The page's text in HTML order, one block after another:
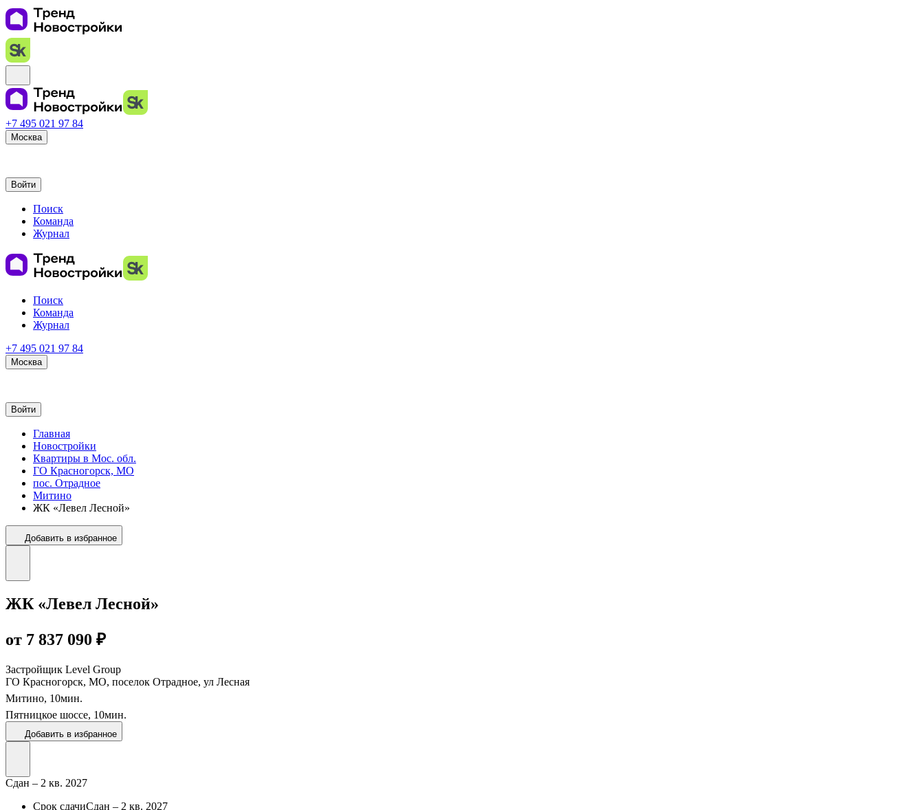
+7 495 021 97 84
Москва
Войти
Поиск
Команда
Журнал
Поиск
Команда
Журнал
+7 495 021 97 84
Москва
Войти
Главная
Новостройки
Квартиры в Мос. обл.
ГО Красногорск, МО
пос. Отрадное
Митино
ЖК «Левел Лесной»
Добавить в избранное
ЖК «Левел Лесной»
от 7 837 090 ₽
Застройщик Level Group
ГО Красногорск, МО, поселок Отрадное, ул Лесная
Митино, 10мин.
Пятницкое шоссе, 10мин.
Добавить в избранное
Сдан – 2 кв. 2027
Срок сдачиСдан – 2 кв. 2027